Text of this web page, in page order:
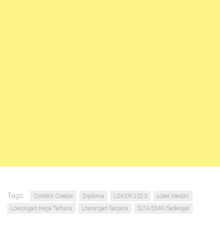
Tags: Content Creator Diploma LOKER 2023
Loker Medan
Lowongan Kerja Terbaru
Lowongan Sarjana SLTA/SMK/Sederajat